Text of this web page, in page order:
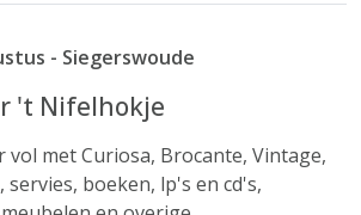
- Siegerswoude
't Nifelhokje
vol met Curiosa, Brocante, Vintage,
boeken, lp's en cd's,